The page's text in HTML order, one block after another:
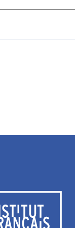
site de l’Institut français